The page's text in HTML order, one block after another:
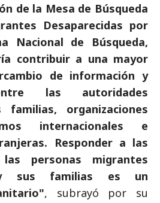
de la Mesa de Búsqueda
Desaparecidas por
Nacional de Búsqueda,
contribuir a una mayor
de información y
las autoridades
organizaciones
internacionales e
Responder a las
personas migrantes
y sus familias es un
, subrayó por su